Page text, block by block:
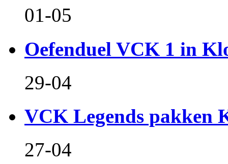
01-05
Oefenduel VCK 1 in
29-04
VCK Legends pakken
27-04